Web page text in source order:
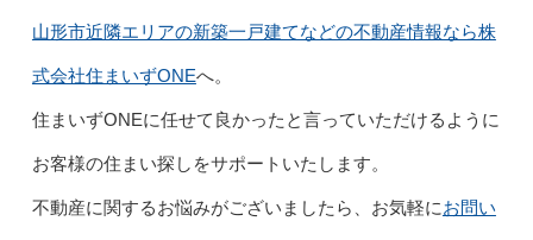
山形市近隣エリアの新築一戸建てなどの不動産情報なら株
式会社住まいずONEへ。
住まいずONEに任せて良かったと言っていただけるように
お客様の住まい探しをサポートいたします。
不動産に関するお悩みがございましたら、お気軽にお問い